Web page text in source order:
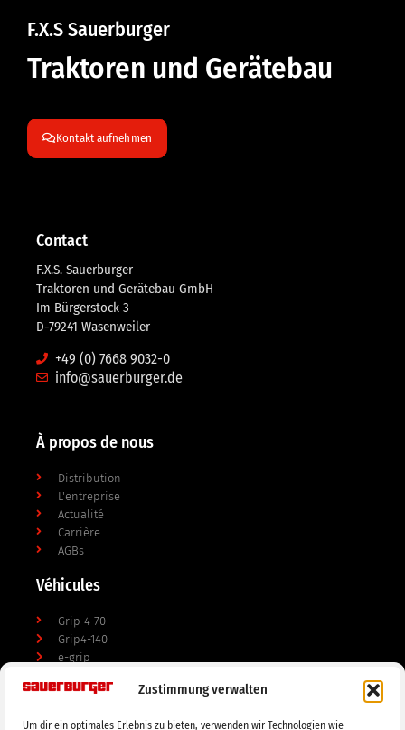
Zustimmung verwalten
Um dir ein optimales Erlebnis zu bieten, verwenden wir Technologien wie
F.X.S Sauerburger
Traktoren und Gerätebau
Kontakt aufnehmen
Contact
F.X.S. Sauerburger
Traktoren und Gerätebau GmbH
Im Bürgerstock 3
D-79241 Wasenweiler
+49 (0) 7668 9032-0
info@sauerburger.de
À propos de nous
Distribution
L'entreprise
Actualité
Carrière
AGBs
Véhicules
Grip 4-70
Grip4-140
e-grip
Les appareils